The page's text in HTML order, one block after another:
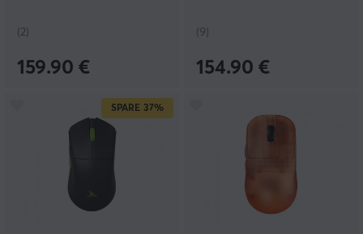
(2)
159.90 €
(9)
154.90 €
SPARE 37%